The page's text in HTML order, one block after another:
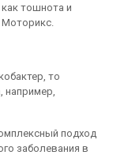
тошнота и
то
например,
подход
заболевания в